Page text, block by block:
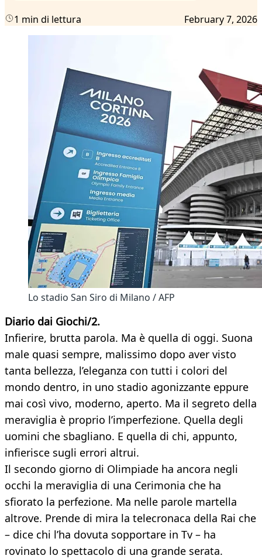
1 min di lettura February 7, 2026
Lo stadio San Siro di Milano / AFP
Diario dai Giochi/2.
Infierire, brutta parola. Ma è quella di oggi. Suona
male quasi sempre, malissimo dopo aver visto
tanta bellezza, l’eleganza con tutti i colori del
mondo dentro, in uno stadio agonizzante eppure
mai così vivo, moderno, aperto. Ma il segreto della
meraviglia è proprio l’imperfezione. Quella degli
uomini che sbagliano. E quella di chi, appunto,
infierisce sugli errori altrui.
Il secondo giorno di Olimpiade ha ancora negli
occhi la meraviglia di una Cerimonia che ha
sfiorato la perfezione. Ma nelle parole martella
altrove. Prende di mira la telecronaca della Rai che
– dice chi l’ha dovuta sopportare in Tv – ha
rovinato lo spettacolo di una grande serata.